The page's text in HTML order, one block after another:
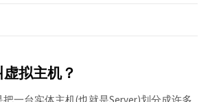
拟主机？